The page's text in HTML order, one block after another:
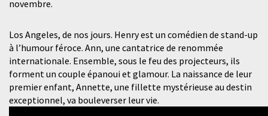
novembre.
Los Angeles, de nos jours. Henry est un comédien de stand-up
à l’humour féroce. Ann, une cantatrice de renommée
internationale. Ensemble, sous le feu des projecteurs, ils
forment un couple épanoui et glamour. La naissance de leur
premier enfant, Annette, une fillette mystérieuse au destin
exceptionnel, va bouleverser leur vie.